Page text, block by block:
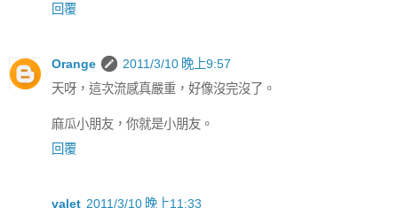
回覆
Orange
2011/3/10 晚上9:57
天呀，這次流感真嚴重，好像沒完沒了。
麻瓜小朋友，你就是小朋友。
回覆
valet 2011/3/10 晚上11:33